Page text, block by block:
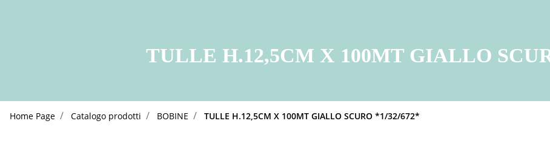
TULLE H.12,5CM X 100MT GIALLO
Home Page Catalogo prodotti BOBINE TULLE H.12,5CM X 100MT GIALLO SCURO *1/32/672*